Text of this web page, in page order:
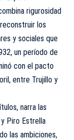
rigurosidad
los
y sociales que
un período de
con el pacto
entre Trujillo y
narra las
Piro Estrella
las ambiciones,